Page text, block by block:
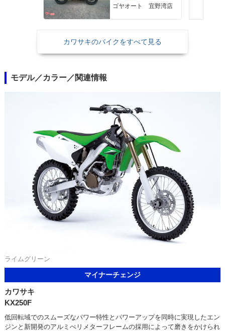
ゴヤオート 宜野湾店
カワサキのバイクをすべて見る
モデル／カラー／関連情報
ライムグリーン
マイナーチェンジ
カワサキ
KX250F
低回転域でのスムーズなパワー特性とパワーアップを同時に実現したエン
ジンと新開発のアルミぺリメターフレームの採用によって磨きをかけられ